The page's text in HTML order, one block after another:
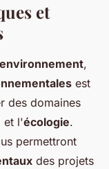
et
,
est
des domaines
et l'écologie.
permettront
des projets